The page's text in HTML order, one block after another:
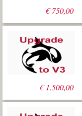
€750,00
€1.500,00